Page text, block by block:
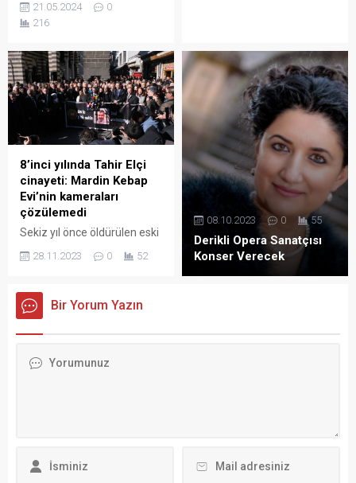
buğday ekili arazi küle
döndü.
21.05.2024
0
216
8’inci yılında Tahir Elçi
cinayeti: Mardin Kebap
Evi’nin kameraları
çözülemedi
Sekiz yıl önce öldürülen eski
Tahir Elçi, vurulduğu Sur
Minare önünde anıldı. Davayı
BBC’ye değerlendiren
kayıtları da bir türlü
28.11.2023 0 52
Derikli Opera Sanatçısı
Konser Verecek
08.10.2023 0 55
Bir Yorum Yazın